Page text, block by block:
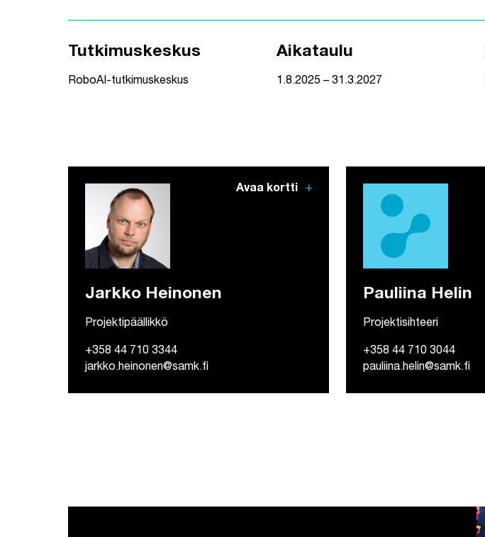
Tutkimuskeskus
RoboAI-tutkimuskeskus
Aikataulu
1.8.2025 – 31.3.2027
Avaa kortti add
Jarkko Heinonen
Projektipäällikkö
+358 44 710 3344
jarkko.heinonen@samk.fi
Pauliina Helin
Projektisihteeri
+358 44 710 3044
pauliina.helin@samk.fi